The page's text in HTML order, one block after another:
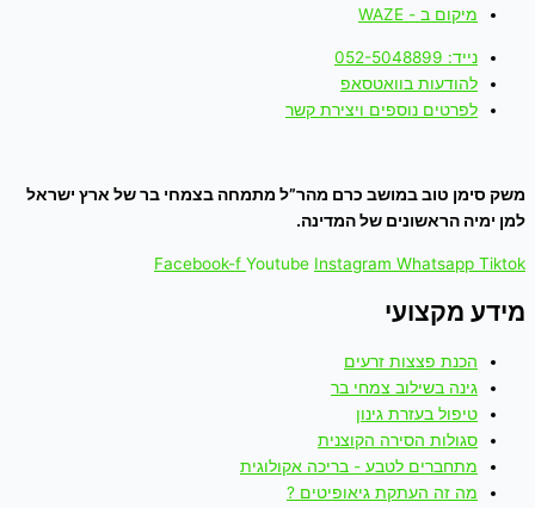
מיקום ב - WAZE
נייד: 052-5048899
להודעות בוואטסאפ
לפרטים נוספים ויצירת קשר
משק סימן טוב במושב כרם מהר”ל מתמחה בצמחי בר של ארץ ישראל
למן ימיה הראשונים של המדינה.
Facebook-f Youtube Instagram Whatsapp Tiktok
מידע מקצועי
הכנת פצצות זרעים
גינה בשילוב צמחי בר
טיפול בעזרת גינון
סגולות הסירה הקוצנית
מתחברים לטבע - בריכה אקולוגית
מה זה העתקת גיאופיטים ?